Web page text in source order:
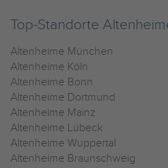
Top-Standorte
Altenheime München
Altenheime Köln
Altenheime Bonn
Altenheime Dortmund
Altenheime Mainz
Altenheime Lübeck
Altenheime Wuppertal
Altenheime Braunschweig